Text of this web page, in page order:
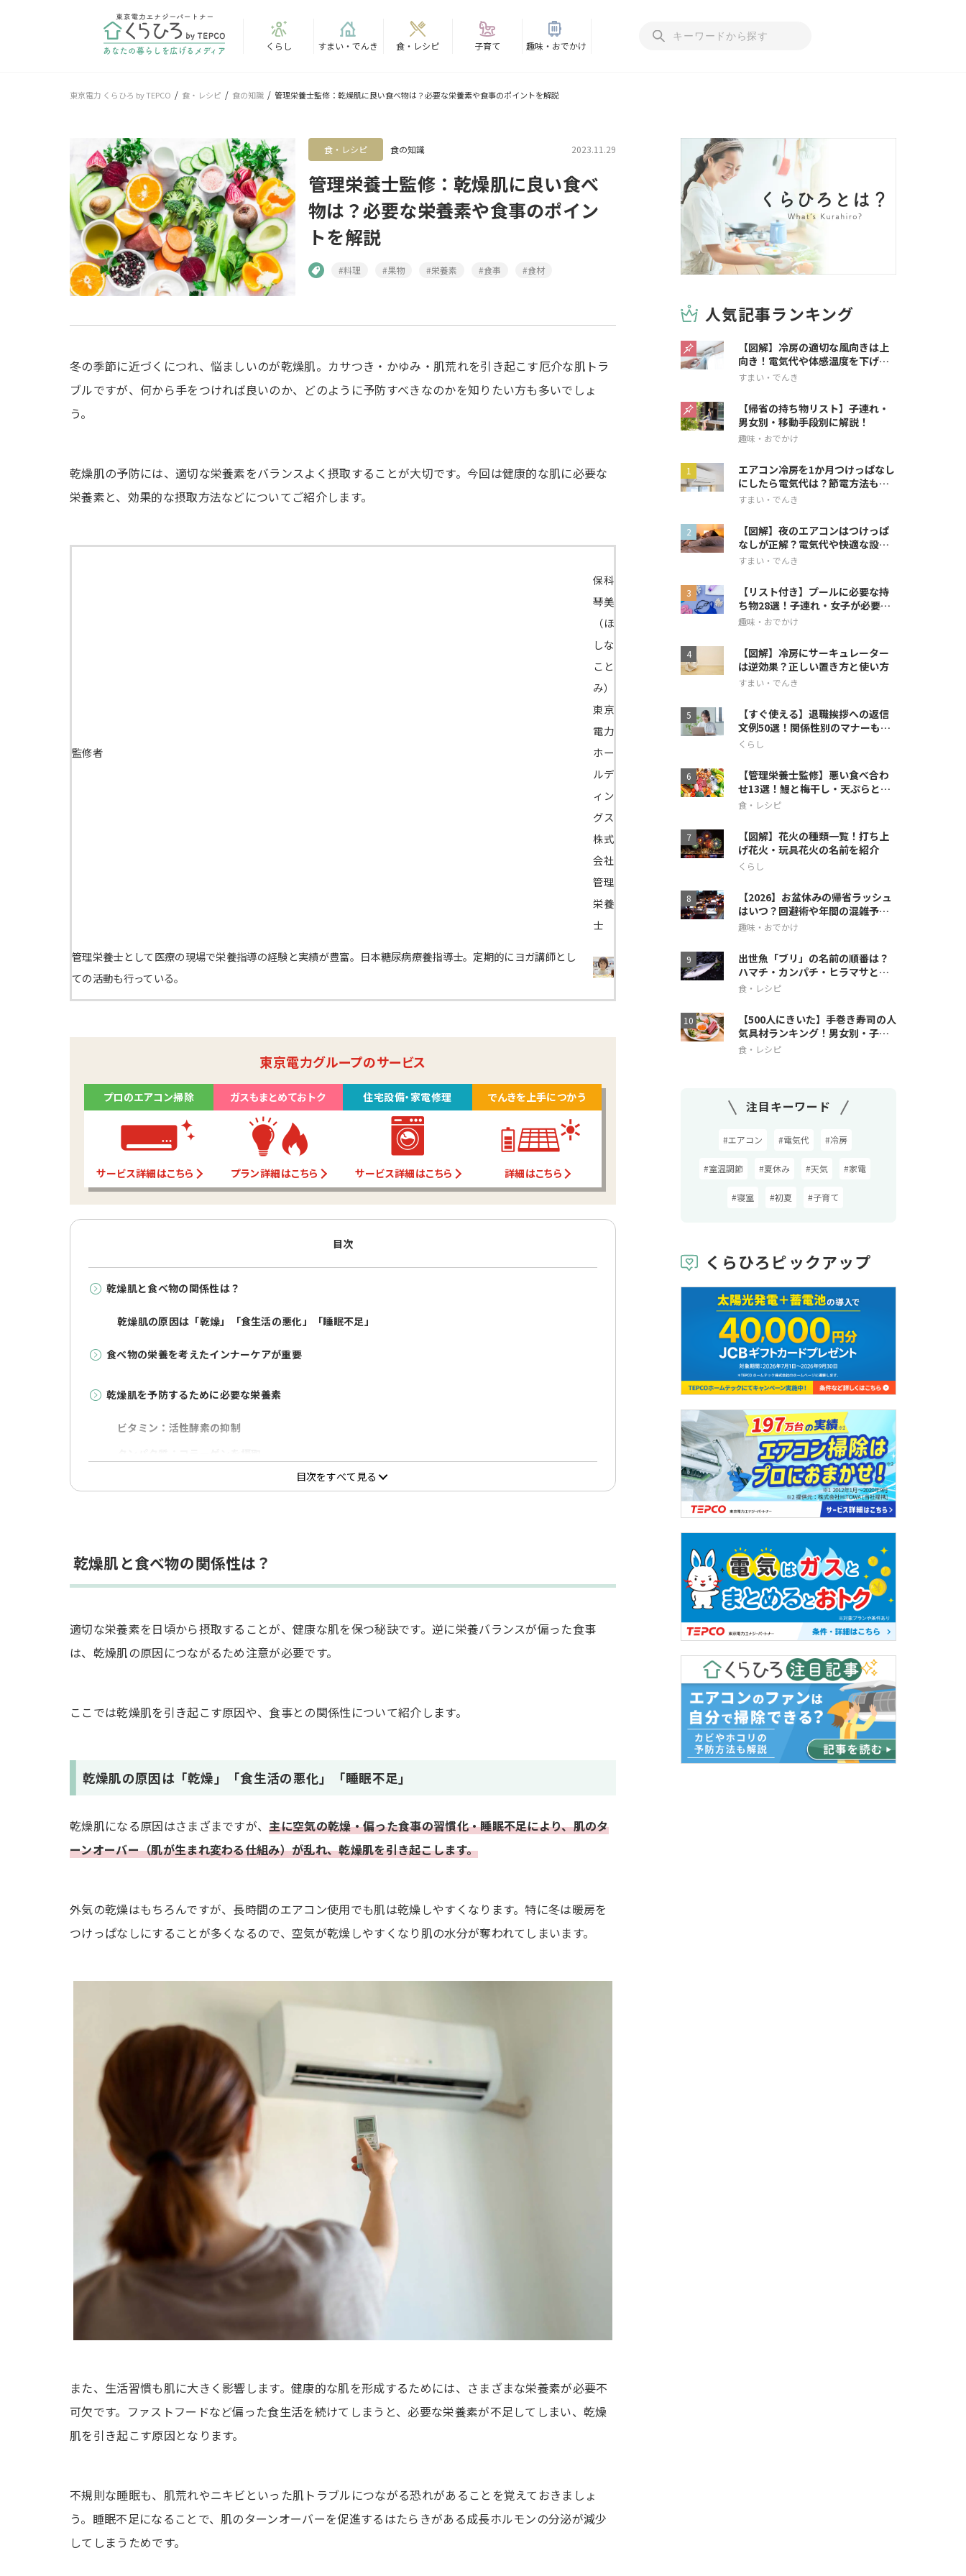
くらし すまい・でんき 食・レシピ 子育て 趣味・おでかけ
東京電力 くらひろ by TEPCO 食・レシピ 食の知識 管理栄養士監修：乾燥肌に良い食べ物は？必要な栄養素や食事のポイントを解説
2023.11.29
食・レシピ 食の知識
管理栄養士監修：乾燥肌に良い食べ
物は？必要な栄養素や食事のポイン
トを解説
#料理 #果物 #栄養素 #食事 #食材
冬の季節に近づくにつれ、悩ましいのが乾燥肌。カサつき・かゆみ・肌荒れを引き起こす厄介な肌トラ
ブルですが、何から手をつければ良いのか、どのように予防すべきなのかを知りたい方も多いでしょ
う。
乾燥肌の予防には、適切な栄養素をバランスよく摂取することが大切です。今回は健康的な肌に必要な
栄養素と、効果的な摂取方法などについてご紹介します。
監修者
保科
琴美
（ほ
しな
こと
み）
東京
電力
ホー
ルデ
ィン
グス
株式
会社
管理
栄養
士
管理栄養士として医療の現場で栄養指導の経験と実績が豊富。日本糖尿病療養指導士。定期的にヨガ講師とし
ての活動も行っている。
東京電力グループのサービス
プロのエアコン掃除
サービス詳細はこちら
ガスもまとめておトク
プラン詳細はこちら
住宅設備・家電修理
サービス詳細はこちら
でんきを上手につかう
詳細はこちら
目次
乾燥肌と食べ物の関係性は？
乾燥肌の原因は「乾燥」「食生活の悪化」「睡眠不足」
食べ物の栄養を考えたインナーケアが重要
乾燥肌を予防するために必要な栄養素
ビタミン：活性酵素の抑制
ビタミンを豊富に含む食べ物
ミネラルを豊富に含む食べ物
乾燥肌の人が控えたほうが良い食べ物3選
アルコール類
乾燥肌の人におすすめの食事のポイント
ビタミンやタンパク質の種類に気を付ける
必要な栄養が得られやすい食べ方を選ぶ
まとめ
目次をすべて見る
乾燥肌と食べ物の関係性は？
適切な栄養素を日頃から摂取することが、健康な肌を保つ秘訣です。逆に栄養バランスが偏った食事
は、乾燥肌の原因につながるため注意が必要です。
ここでは乾燥肌を引き起こす原因や、食事との関係性について紹介します。
乾燥肌の原因は「乾燥」「食生活の悪化」「睡眠不足」
乾燥肌になる原因はさまざまですが、主に空気の乾燥・偏った食事の習慣化・睡眠不足により、肌のタ
ーンオーバー（肌が生まれ変わる仕組み）が乱れ、乾燥肌を引き起こします。
外気の乾燥はもちろんですが、長時間のエアコン使用でも肌は乾燥しやすくなります。特に冬は暖房を
つけっぱなしにすることが多くなるので、空気が乾燥しやすくなり肌の水分が奪われてしまいます。
また、生活習慣も肌に大きく影響します。健康的な肌を形成するためには、さまざまな栄養素が必要不
可欠です。ファストフードなど偏った食生活を続けてしまうと、必要な栄養素が不足してしまい、乾燥
肌を引き起こす原因となります。
不規則な睡眠も、肌荒れやニキビといった肌トラブルにつながる恐れがあることを覚えておきましょ
う。睡眠不足になることで、肌のターンオーバーを促進するはたらきがある成長ホルモンの分泌が減少
してしまうためです。
人気記事ランキング
【図解】冷房の適切な風向きは上
向き！電気代や体感温度を下げる
方法を解説
すまい・でんき
【帰省の持ち物リスト】子連れ・
男女別・移動手段別に解説！
趣味・おでかけ
エアコン冷房を1か月つけっぱなし
にしたら電気代は？節電方法も解
説
すまい・でんき
【図解】夜のエアコンはつけっぱ
なしが正解？電気代や快適な設定
を解説
すまい・でんき
【リスト付き】プールに必要な持
ち物28選！子連れ・女子が必要な
アイテムも
趣味・おでかけ
【図解】冷房にサーキュレーター
は逆効果？正しい置き方と使い方
すまい・でんき
【すぐ使える】退職挨拶への返信
文例50選！関係性別のマナーも徹
底解説
くらし
【管理栄養士監修】悪い食べ合わ
せ13選！鰻と梅干し・天ぷらとス
イカの相性も
食・レシピ
【図解】花火の種類一覧！打ち上
げ花火・玩具花火の名前を紹介
くらし
【2026】お盆休みの帰省ラッシュ
はいつ？回避術や年間の混雑予想
も
趣味・おでかけ
出世魚「ブリ」の名前の順番は？
ハマチ・カンパチ・ヒラマサとの
違いも解説
食・レシピ
【500人にきいた】手巻き寿司の人
気具材ランキング！男女別・子ど
も人気も
食・レシピ
注目キーワード
#エアコン #電気代 #冷房
#室温調節 #夏休み #天気 #家電
#寝室 #初夏 #子育て
くらひろピックアップ